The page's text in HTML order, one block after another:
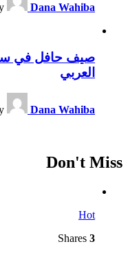
Dana Wahiba
صيف حافل في
العربي
Dana Wahiba
Don't Miss
Hot
3